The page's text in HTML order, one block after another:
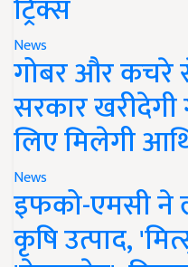
ट्रिक्स
News
गोबर और कचरे
सरकार
लिए मिलेगी
News
इफको-एमसी ने
कृषि उत्पाद,